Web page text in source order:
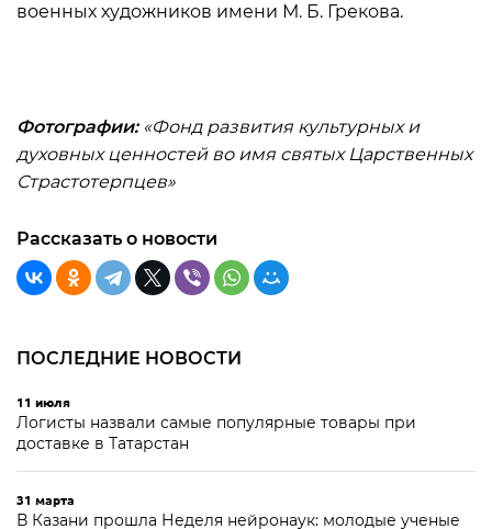
военных художников имени М. Б. Грекова.
Фотографии:«Фонд развития культурных и
духовных ценностей во имя святых Царственных
Страстотерпцев»
Рассказать о новости
ПОСЛЕДНИЕ НОВОСТИ
11 июля
Логисты назвали самые популярные товары при
доставке в Татарстан
31 марта
В Казани прошла Неделя нейронаук: молодые ученые